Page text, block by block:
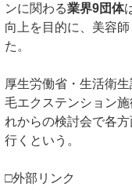
ンに関わる業界9団体
向上を目的に、美容
た。
厚生労働省・生活衛
毛エクステンション
れからの検討会で各
行くという。
□外部リンク